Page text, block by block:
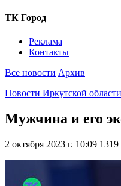
ТК Город
Реклама
Контакты
Все новости Архив
Новости Иркутской области
Мужчина и его
2 октября 2023 г. 10:09 1319